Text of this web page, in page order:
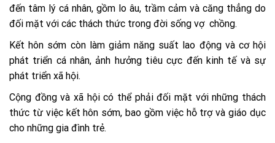
đến tâm lý cá nhân, gồm lo âu, trầm cảm và căng thẳng do
đối mặt với các thách thức trong đời sống vợ chồng.
Kết hôn sớm còn làm giảm năng suất lao động và cơ hội
phát triển cá nhân, ảnh hưởng tiêu cực đến kinh tế và sự
phát triển xã hội.
Cộng đồng và xã hội có thể phải đối mặt với những thách
thức từ việc kết hôn sớm, bao gồm việc hỗ trợ và giáo dục
cho những gia đình trẻ.